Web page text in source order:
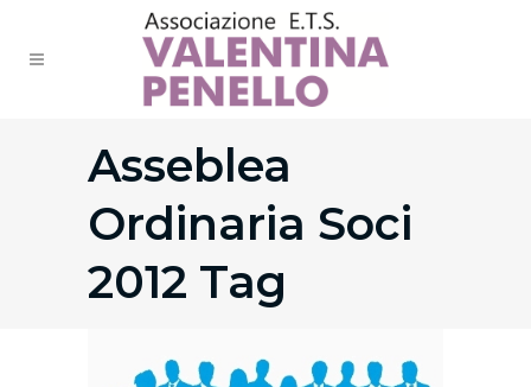
Asseblea
Ordinaria Soci
2012 Tag